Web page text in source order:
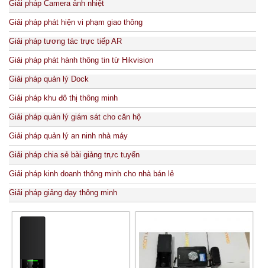
Giải pháp Camera ảnh nhiệt
Giải pháp phát hiện vi phạm giao thông
Giải pháp tương tác trực tiếp AR
Giải pháp phát hành thông tin từ Hikvision
Giải pháp quản lý Dock
Giải pháp khu đô thị thông minh
Giải pháp quản lý giám sát cho căn hộ
Giải pháp quản lý an ninh nhà máy
Giải pháp chia sẻ bài giảng trực tuyến
Giải pháp kinh doanh thông minh cho nhà bán lẻ
Giải pháp giảng dạy thông minh